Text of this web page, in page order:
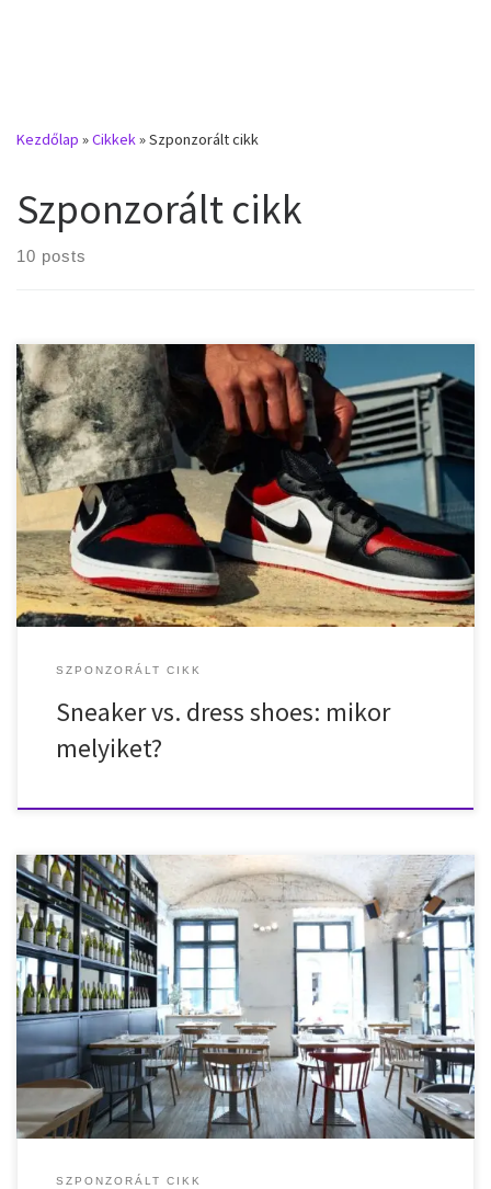
Kezdőlap »Cikkek»Szponzorált cikk
Szponzorált cikk
10 posts
A cipőválasztás nem csupán stíluskérdés, hanem komfort és
funkcionalitás kérdése is. Különösen, ha azon gondolkodunk, hogy
sneakert vagy dress shoes-t válasszunk. Az öltözködés és komfort
kérdések napjainkban sokakat foglalkoztatnak, hiszen a modern
divatban mindkettőnek megvan a maga helye. Sneakerek: a
kényelem és a hétköznapi stílus királyai A sneakerek elsősorban a
[…]
SZPONZORÁLT CIKK
Sneaker vs. dress shoes: mikor
melyiket?
December 31-én a MÁK Étterem egy exkluzív, 7+2 fogásos
szilveszteri degusztációs menüvel várja a vendégeket. Szilveszter
az év egyik legkülönlegesebb napja. Egy határvonal, ahol
lezárunk, számot vetünk, majd tiszta lappal indulunk tovább. Nem
véletlen, hogy sokan ilyenkor nem csak ünnepelni szeretnének,
hanem valódi élménnyel búcsúztatni az óévet. Egy olyan estét […]
SZPONZORÁLT CIKK